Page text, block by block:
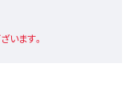
います。